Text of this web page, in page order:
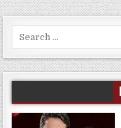
Search for: